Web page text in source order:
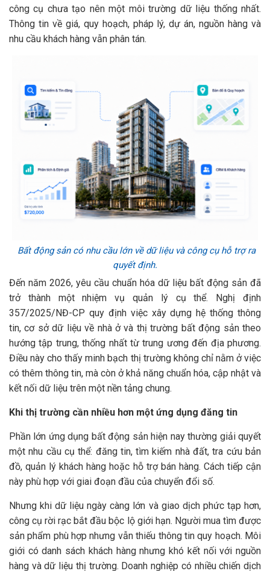
công cụ chưa tạo nên một môi trường dữ liệu thống nhất.
Thông tin về giá, quy hoạch, pháp lý, dự án, nguồn hàng và
nhu cầu khách hàng vẫn phân tán.
Bất động sản có nhu cầu lớn về dữ liệu và công cụ hỗ trợ ra
quyết định.
Đến năm 2026, yêu cầu chuẩn hóa dữ liệu bất động sản đã
trở thành một nhiệm vụ quản lý cụ thể. Nghị định
357/2025/NĐ-CP quy định việc xây dựng hệ thống thông
tin, cơ sở dữ liệu về nhà ở và thị trường bất động sản theo
hướng tập trung, thống nhất từ trung ương đến địa phương.
Điều này cho thấy minh bạch thị trường không chỉ nằm ở việc
có thêm thông tin, mà còn ở khả năng chuẩn hóa, cập nhật và
kết nối dữ liệu trên một nền tảng chung.
Khi thị trường cần nhiều hơn một ứng dụng đăng tin
Phần lớn ứng dụng bất động sản hiện nay thường giải quyết
một nhu cầu cụ thể: đăng tin, tìm kiếm nhà đất, tra cứu bản
đồ, quản lý khách hàng hoặc hỗ trợ bán hàng. Cách tiếp cận
này phù hợp với giai đoạn đầu của chuyển đổi số.
Nhưng khi dữ liệu ngày càng lớn và giao dịch phức tạp hơn,
công cụ rời rạc bắt đầu bộc lộ giới hạn. Người mua tìm được
sản phẩm phù hợp nhưng vẫn thiếu thông tin quy hoạch. Môi
giới có danh sách khách hàng nhưng khó kết nối với nguồn
hàng và dữ liệu thị trường. Doanh nghiệp có nhiều chiến dịch